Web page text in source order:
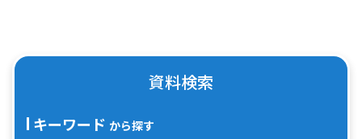
資料検索
キーワード から探す